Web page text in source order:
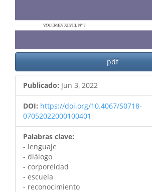
pdf
Publicado: Jun 3, 2022
DOI: https://doi.org/10.4067/S0718-
07052022000100401
Palabras clave:
- lenguaje
- diálogo
- corporeidad
- escuela
- reconocimiento